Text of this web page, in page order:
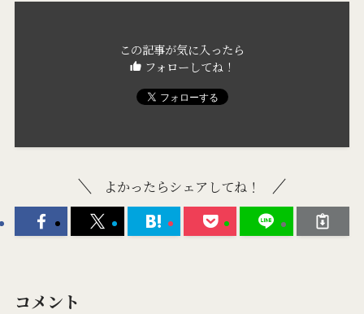
この記事が気に入ったら
フォローしてね！
よかったらシェアしてね！
コメント